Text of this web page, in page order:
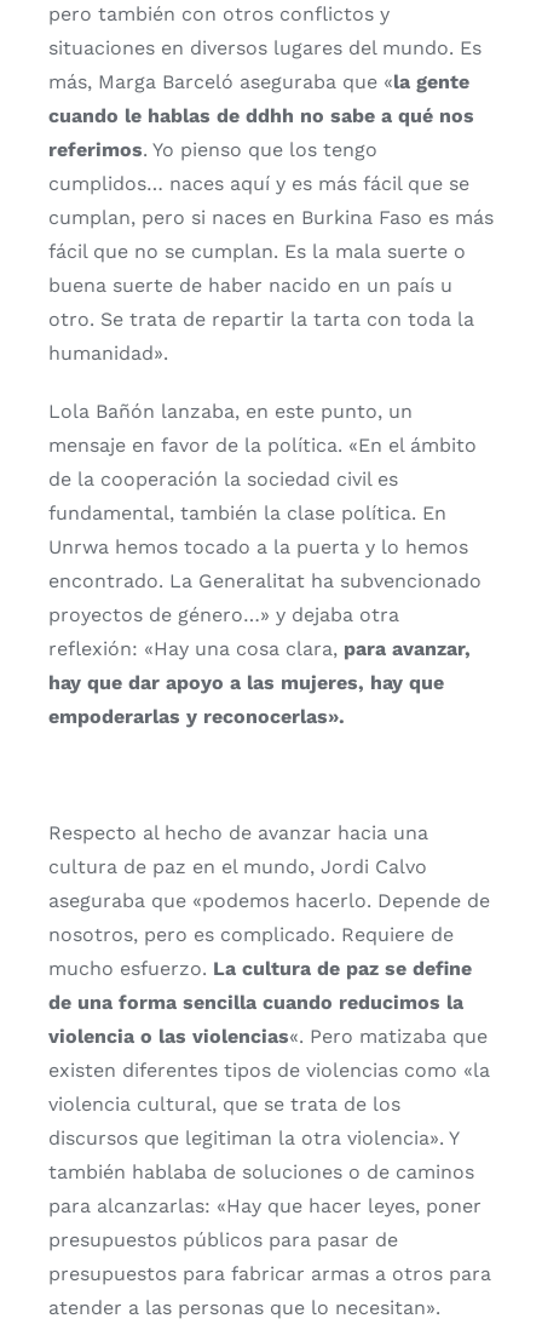
pero también con otros conflictos y
situaciones en diversos lugares del mundo. Es
más, Marga Barceló aseguraba que «la gente
cuando le hablas de ddhh no sabe a qué nos
referimos. Yo pienso que los tengo
cumplidos… naces aquí y es más fácil que se
cumplan, pero si naces en Burkina Faso es más
fácil que no se cumplan. Es la mala suerte o
buena suerte de haber nacido en un país u
otro. Se trata de repartir la tarta con toda la
humanidad».
Lola Bañón lanzaba, en este punto, un
mensaje en favor de la política. «En el ámbito
de la cooperación la sociedad civil es
fundamental, también la clase política. En
Unrwa hemos tocado a la puerta y lo hemos
encontrado. La Generalitat ha subvencionado
proyectos de género…» y dejaba otra
reflexión: «Hay una cosa clara, para avanzar,
hay que dar apoyo a las mujeres, hay que
empoderarlas y reconocerlas».
Respecto al hecho de avanzar hacia una
cultura de paz en el mundo, Jordi Calvo
aseguraba que «podemos hacerlo. Depende de
nosotros, pero es complicado. Requiere de
mucho esfuerzo. La cultura de paz se define
de una forma sencilla cuando reducimos la
violencia o las violencias«. Pero matizaba que
existen diferentes tipos de violencias como «la
violencia cultural, que se trata de los
discursos que legitiman la otra violencia». Y
también hablaba de soluciones o de caminos
para alcanzarlas: «Hay que hacer leyes, poner
presupuestos públicos para pasar de
presupuestos para fabricar armas a otros para
atender a las personas que lo necesitan».